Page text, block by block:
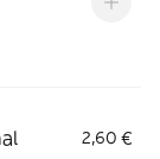
2,60 €